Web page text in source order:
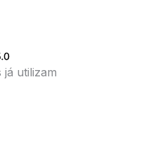
já utilizam